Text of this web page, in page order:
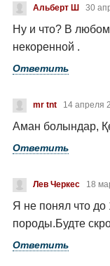
Альберт Ш 30
Ну и что? В
некоренной .
Ответить
mr tnt 14 апреля
Аман болындар,
Ответить
Лев Черкес 18
Я не понял что до
породы.Будте
Ответить